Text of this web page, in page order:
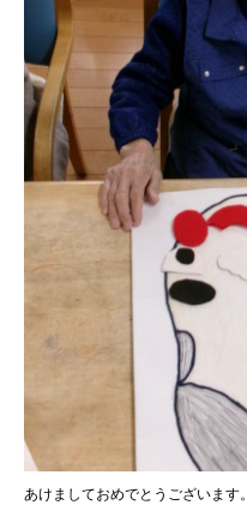
あけましておめでとうございます。